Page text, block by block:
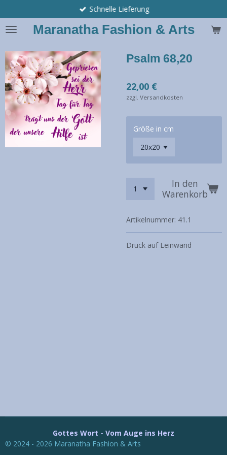
Hauptinhalt
springen Maranatha Fashion & Arts
Schnelle Lieferung
Psalm 68,20
22,00 €
zzgl. Versandkosten
Größe in cm
In den
Warenkorb
Artikelnummer: 41.1
Druck auf Leinwand
Gottes Wort - Vom Auge ins Herz
© 2024 - 2026 Maranatha Fashion & Arts